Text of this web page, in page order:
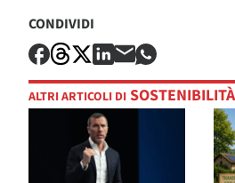
CONDIVIDI
ALTRI ARTICOLI DI SOSTENIBILITÀ